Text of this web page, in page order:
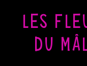
LES
DU